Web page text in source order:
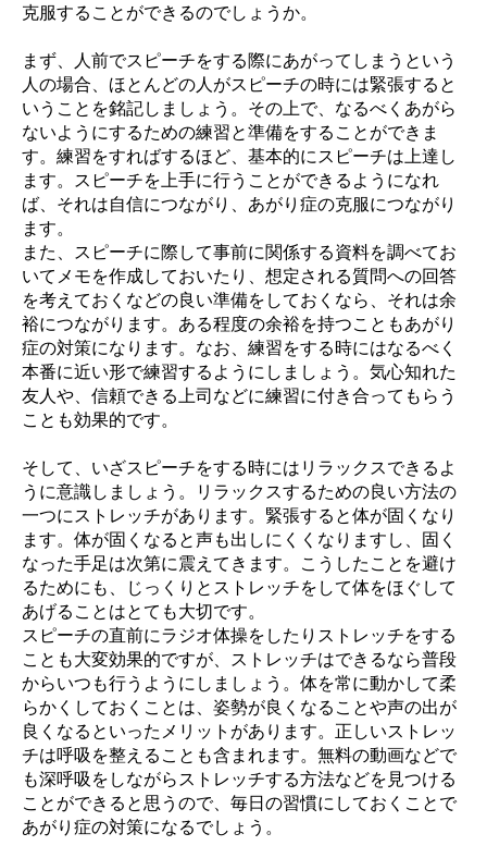
克服することができるのでしょうか。
まず、人前でスピーチをする際にあがってしまうという
人の場合、ほとんどの人がスピーチの時には緊張すると
いうことを銘記しましょう。その上で、なるべくあがら
ないようにするための練習と準備をすることができま
す。練習をすればするほど、基本的にスピーチは上達し
ます。スピーチを上手に行うことができるようになれ
ば、それは自信につながり、あがり症の克服につながり
ます。
また、スピーチに際して事前に関係する資料を調べてお
いてメモを作成しておいたり、想定される質問への回答
を考えておくなどの良い準備をしておくなら、それは余
裕につながります。ある程度の余裕を持つこともあがり
症の対策になります。なお、練習をする時にはなるべく
本番に近い形で練習するようにしましょう。気心知れた
友人や、信頼できる上司などに練習に付き合ってもらう
ことも効果的です。
そして、いざスピーチをする時にはリラックスできるよ
うに意識しましょう。リラックスするための良い方法の
一つにストレッチがあります。緊張すると体が固くなり
ます。体が固くなると声も出しにくくなりますし、固く
なった手足は次第に震えてきます。こうしたことを避け
るためにも、じっくりとストレッチをして体をほぐして
あげることはとても大切です。
スピーチの直前にラジオ体操をしたりストレッチをする
ことも大変効果的ですが、ストレッチはできるなら普段
からいつも行うようにしましょう。体を常に動かして柔
らかくしておくことは、姿勢が良くなることや声の出が
良くなるといったメリットがあります。正しいストレッ
チは呼吸を整えることも含まれます。無料の動画などで
も深呼吸をしながらストレッチする方法などを見つける
ことができると思うので、毎日の習慣にしておくことで
あがり症の対策になるでしょう。